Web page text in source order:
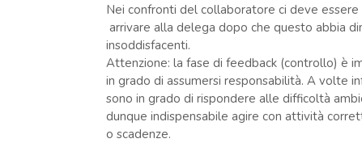
Nei confronti del collaboratore ci deve
arrivare alla delega dopo che questo abbia
insoddisfacenti.
Attenzione: la fase di feedback (controllo) è
in grado di assumersi responsabilità. A volte
sono in grado di rispondere alle difficoltà
dunque indispensabile agire con attività
o scadenze.